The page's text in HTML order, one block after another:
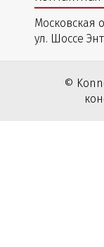
Московская
ул. Шоссе
©